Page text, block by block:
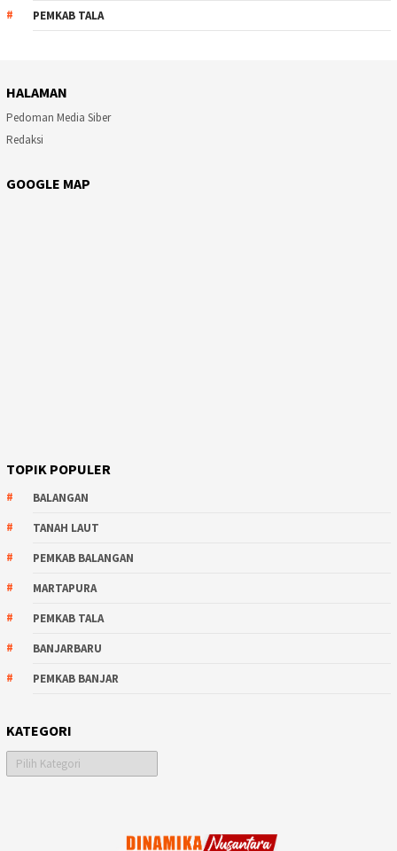
PEMKAB TALA
HALAMAN
Pedoman Media Siber
Redaksi
GOOGLE MAP
TOPIK POPULER
BALANGAN
TANAH LAUT
PEMKAB BALANGAN
MARTAPURA
PEMKAB TALA
BANJARBARU
PEMKAB BANJAR
KATEGORI
Kategori